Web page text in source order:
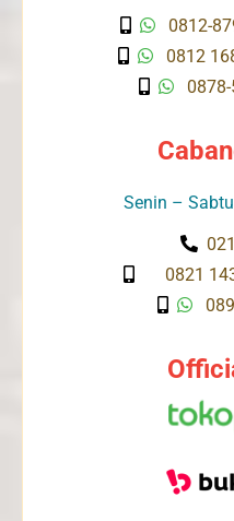
0812-
0812
Senin –
0821